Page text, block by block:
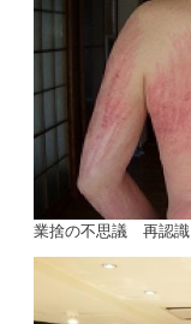
業捨の不思議 再認識